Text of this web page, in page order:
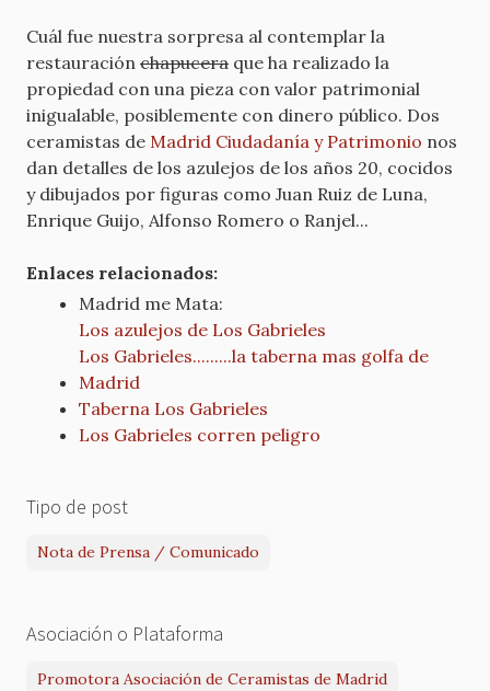
Cuál fue nuestra sorpresa al contemplar la
restauración chapucera que ha realizado la
propiedad con una pieza con valor patrimonial
inigualable, posiblemente con dinero público. Dos
ceramistas de Madrid Ciudadanía y Patrimonio nos
dan detalles de los azulejos de los años 20, cocidos
y dibujados por figuras como Juan Ruiz de Luna,
Enrique Guijo, Alfonso Romero o Ranjel...
Enlaces relacionados:
Madrid me Mata:
Los azulejos de Los Gabrieles
Los Gabrieles.........la taberna mas golfa de
Madrid
Taberna Los Gabrieles
Los Gabrieles corren peligro
Tipo de post
Nota de Prensa / Comunicado
Asociación o Plataforma
Promotora Asociación de Ceramistas de Madrid